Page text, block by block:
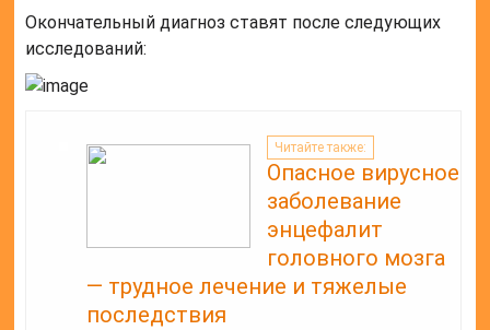
Окончательный диагноз ставят после следующих
исследований:
Читайте также:
Опасное вирусное
заболевание
энцефалит
головного мозга
— трудное лечение и тяжелые
последствия